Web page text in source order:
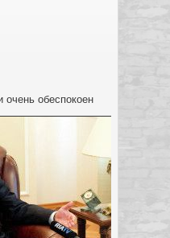
обеспокоен